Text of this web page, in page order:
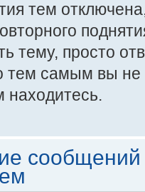
тем
тему, просто
тем самым вы
находитесь.